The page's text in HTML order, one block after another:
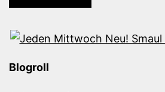
Blogroll